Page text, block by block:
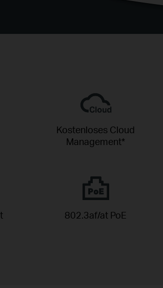
Kostenloses Cloud
Management*
802.3af/at PoE